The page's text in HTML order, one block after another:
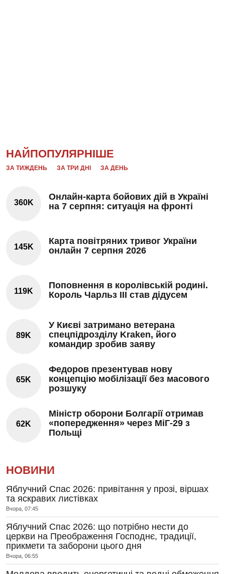
НАЙПОПУЛЯРНІШЕ
ЗА ТИЖДЕНЬ ЗА ТРИ ДНІ ЗА ДЕНЬ
360K
Онлайн-карта бойових дій в Україні
на 7 серпня: ситуація на фронті
145K
Карта повітряних тривог України
онлайн 7 серпня 2026
119K
Поповнення в королівській родині.
Король Чарльз III став дідусем
89K
У Києві затримано ветерана
спецпідрозділу Kraken, його
командир зробив заяву
65K
Федоров презентував нову
концепцію мобілізації без масового
розшуку
62K
Міністр оборони Болгарії отримав
«попередження» через МіГ-29 з
Польщі
НОВИНИ
Яблучний Спас 2026: привітання у прозі, віршах
та яскравих листівках
Вчора, 07:45
Яблучний Спас 2026: що потрібно нести до
церкви на Преображення Господнє, традиції,
прикмети та заборони цього дня
Вчора, 06:55